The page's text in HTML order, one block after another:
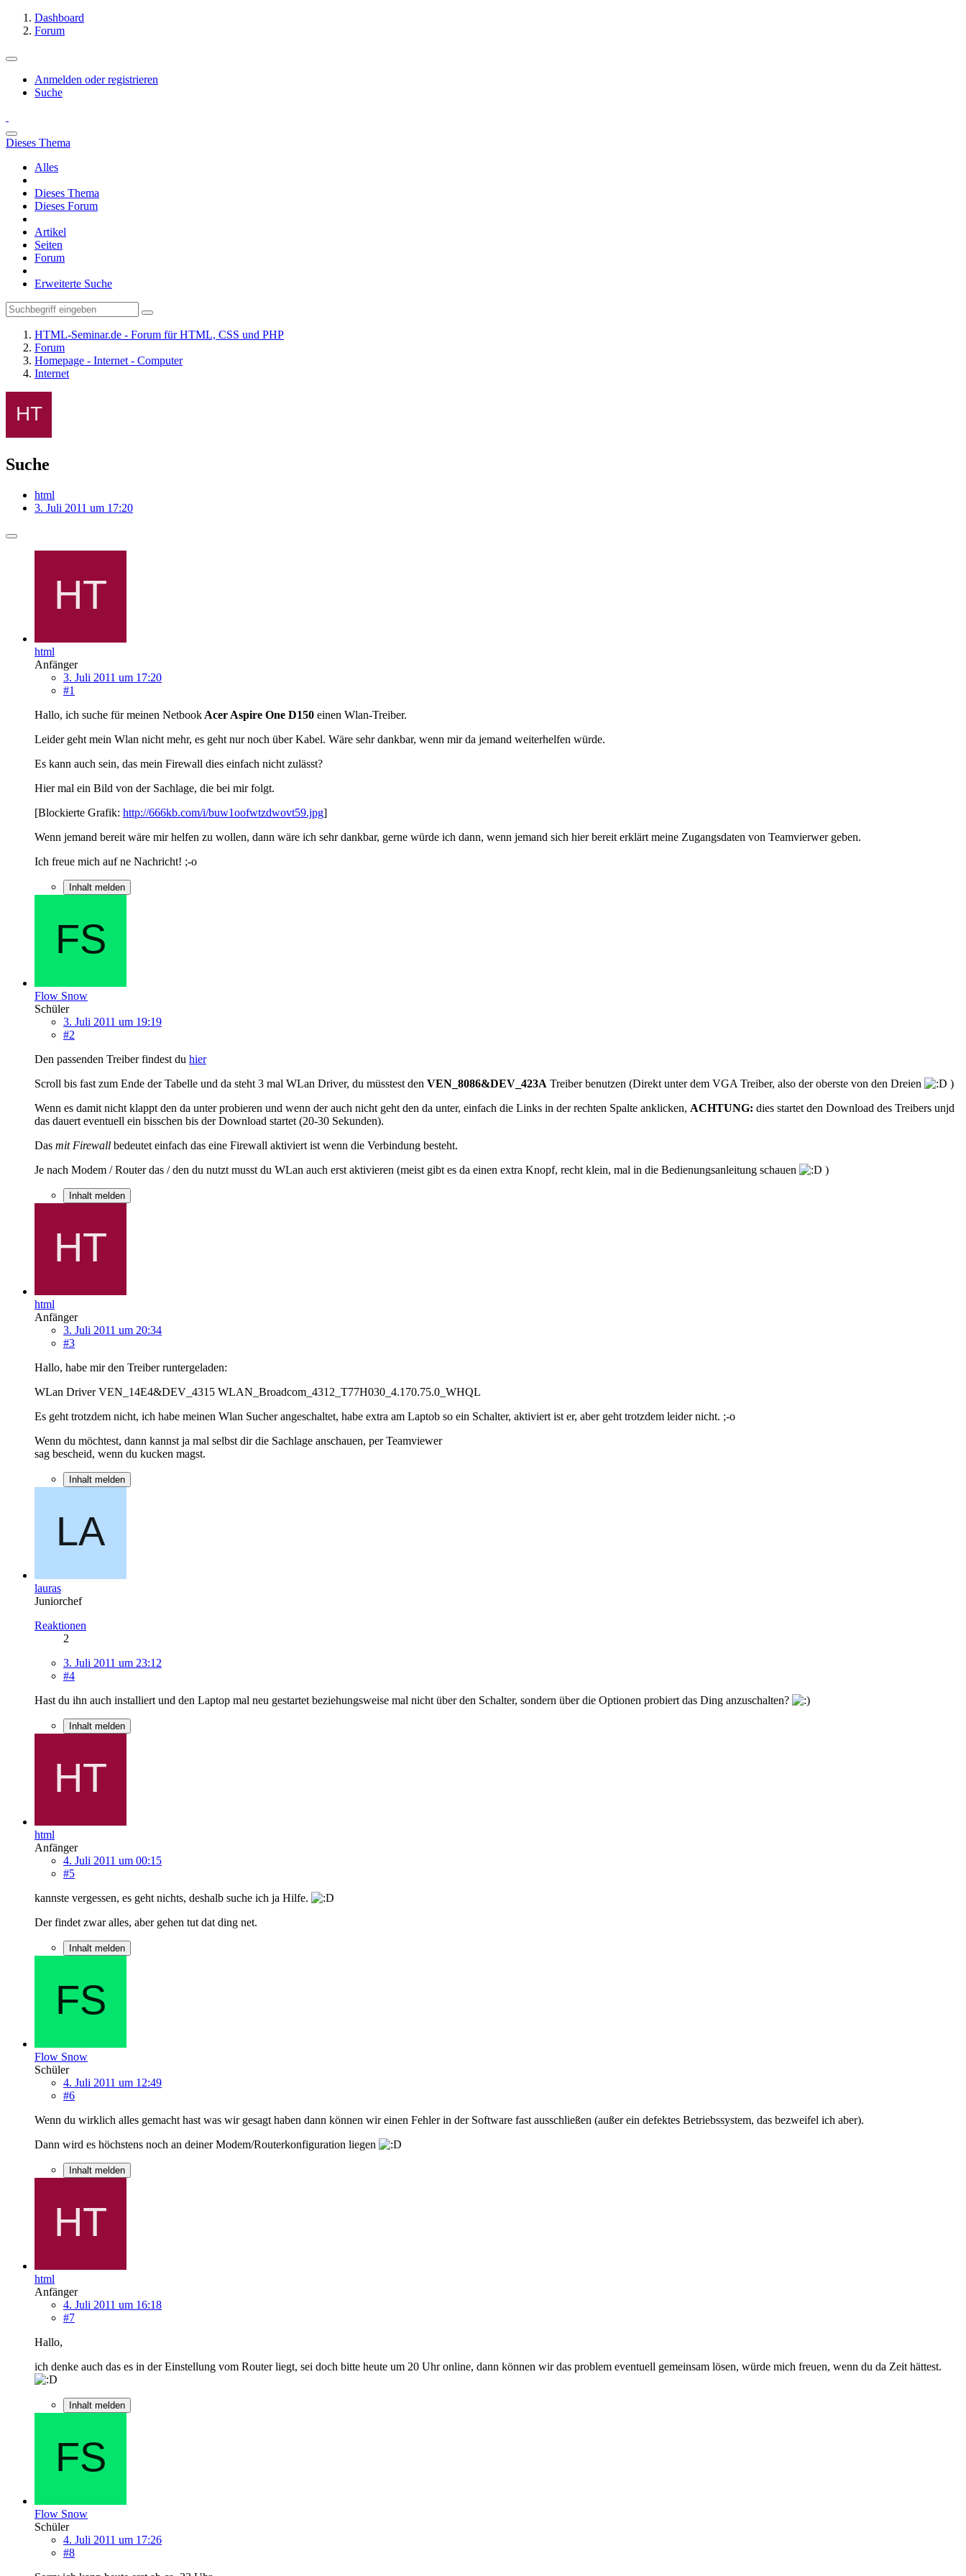
Dashboard
Forum
Anmelden oder registrieren
Suche
Dieses Thema
Alles
Dieses Thema
Dieses Forum
Artikel
Seiten
Forum
Erweiterte Suche
HTML-Seminar.de - Forum für HTML, CSS und PHP
Forum
Homepage - Internet - Computer
Internet
Suche
html
3. Juli 2011 um 17:20
html
Anfänger
3. Juli 2011 um 17:20
#1
Hallo, ich suche für meinen Netbook Acer Aspire One D150 einen Wlan-Treiber.
Leider geht mein Wlan nicht mehr, es geht nur noch über Kabel. Wäre sehr dankbar, wenn mir da jemand weiterhelfen würde.
Es kann auch sein, das mein Firewall dies einfach nicht zulässt?
Hier mal ein Bild von der Sachlage, die bei mir folgt.
[Blockierte Grafik: http://666kb.com/i/buw1oofwtzdwovt59.jpg]
Wenn jemand bereit wäre mir helfen zu wollen, dann wäre ich sehr dankbar, gerne würde ich dann, wenn jemand sich hier bereit erklärt meine Zugangsdaten von Teamvierwer geben.
Ich freue mich auf ne Nachricht! ;-o
Inhalt melden
Flow Snow
Schüler
3. Juli 2011 um 19:19
#2
Den passenden Treiber findest du hier
Scroll bis fast zum Ende der Tabelle und da steht 3 mal WLan Driver, du müsstest den VEN_8086&DEV_423A Treiber benutzen (Direkt unter dem VGA Treiber, also der oberste von den Dreien
)
Wenn es damit nicht klappt den da unter probieren und wenn der auch nicht geht den da unter, einfach die Links in der rechten Spalte anklicken, ACHTUNG: dies startet den Download des Treibers unjd
das dauert eventuell ein bisschen bis der Download startet (20-30 Sekunden).
Das mit Firewall bedeutet einfach das eine Firewall aktiviert ist wenn die Verbindung besteht.
Je nach Modem / Router das / den du nutzt musst du WLan auch erst aktivieren (meist gibt es da einen extra Knopf, recht klein, mal in die Bedienungsanleitung schauen
)
Inhalt melden
html
Anfänger
3. Juli 2011 um 20:34
#3
Hallo, habe mir den Treiber runtergeladen:
WLan Driver VEN_14E4&DEV_4315 WLAN_Broadcom_4312_T77H030_4.170.75.0_WHQL
Es geht trotzdem nicht, ich habe meinen Wlan Sucher angeschaltet, habe extra am Laptob so ein Schalter, aktiviert ist er, aber geht trotzdem leider nicht. ;-o
Wenn du möchtest, dann kannst ja mal selbst dir die Sachlage anschauen, per Teamviewer
sag bescheid, wenn du kucken magst.
Inhalt melden
lauras
Juniorchef
Reaktionen
2
3. Juli 2011 um 23:12
#4
Hast du ihn auch installiert und den Laptop mal neu gestartet beziehungsweise mal nicht über den Schalter, sondern über die Optionen probiert das Ding anzuschalten?
Inhalt melden
html
Anfänger
4. Juli 2011 um 00:15
#5
kannste vergessen, es geht nichts, deshalb suche ich ja Hilfe.
Der findet zwar alles, aber gehen tut dat ding net.
Inhalt melden
Flow Snow
Schüler
4. Juli 2011 um 12:49
#6
Wenn du wirklich alles gemacht hast was wir gesagt haben dann können wir einen Fehler in der Software fast ausschließen (außer ein defektes Betriebssystem, das bezweifel ich aber).
Dann wird es höchstens noch an deiner Modem/Routerkonfiguration liegen
Inhalt melden
html
Anfänger
4. Juli 2011 um 16:18
#7
Hallo,
ich denke auch das es in der Einstellung vom Router liegt, sei doch bitte heute um 20 Uhr online, dann können wir das problem eventuell gemeinsam lösen, würde mich freuen, wenn du da Zeit hättest.
Inhalt melden
Flow Snow
Schüler
4. Juli 2011 um 17:26
#8